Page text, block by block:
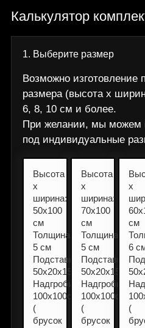
Калькулятор
1. Выберите размер
Возможно изготовление
размера (высота х
6, 8, 10 см и более.
При желании, мы можем
под индивидуальные
Высота
х
ширина:
50х100
см
Толщина:
5 см
Подставка
50х20х15см
Надгробие
100х100см
(
брусок
Высота
х
ширина:
70х100
см
Толщина:
5 см
Подставка
50х20х15см
Надгробие
100х100см
(
брусок
х
см
6
(